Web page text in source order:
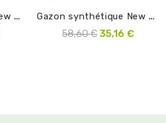
G
azon synthétique New Color 20 mm Vert G
azon synthétique New Color 20 mm Noir
58,60 € 35,16 €